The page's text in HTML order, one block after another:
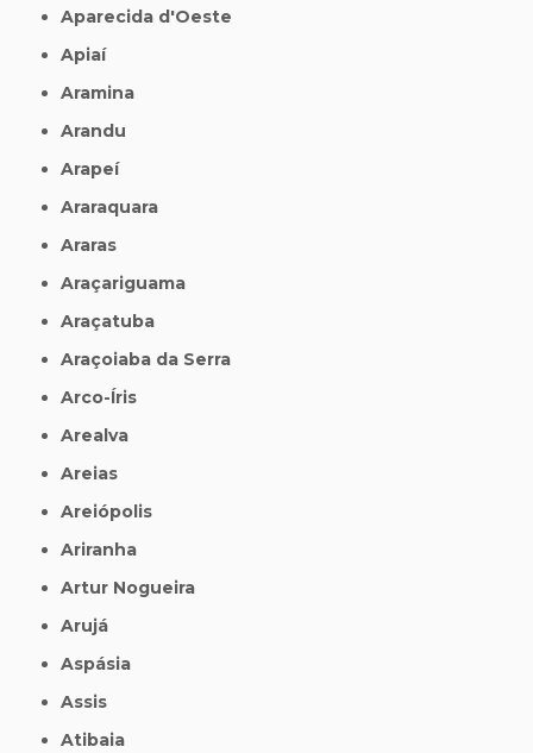
Aparecida d'Oeste
Apiaí
Aramina
Arandu
Arapeí
Araraquara
Araras
Araçariguama
Araçatuba
Araçoiaba da Serra
Arco-Íris
Arealva
Areias
Areiópolis
Ariranha
Artur Nogueira
Arujá
Aspásia
Assis
Atibaia